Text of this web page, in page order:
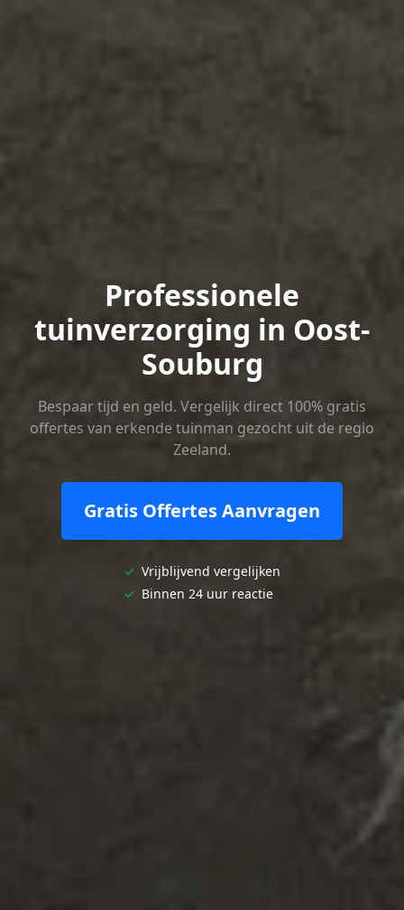
Professionele
tuinverzorging in Oost-
Souburg
Bespaar tijd en geld. Vergelijk direct 100% gratis
offertes van erkende tuinman gezocht uit de regio
Zeeland.
Gratis Offertes Aanvragen
✓ Vrijblijvend vergelijken
✓ Binnen 24 uur reactie